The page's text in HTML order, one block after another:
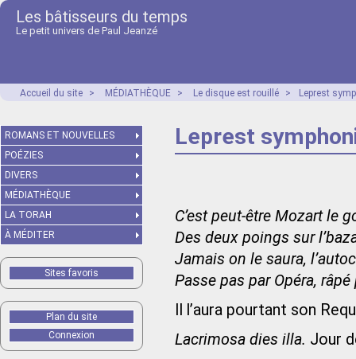
Les bâtisseurs du temps
Le petit univers de Paul Jeanzé
Accueil du site > MÉDIATHÈQUE > Le disque est rouillé > Leprest
Leprest
C’est peut-être Mozart le
Des deux poings sur
Jamais on le saura,
Passe pas par Opéra,
Il l’aura pourtant son
Lacrimosa dies illa. Jour
ROMANS ET NOUVELLES
POÉZIES
DIVERS
MÉDIATHÈQUE
LA TORAH
À MÉDITER
Sites favoris
Plan du site
Connexion